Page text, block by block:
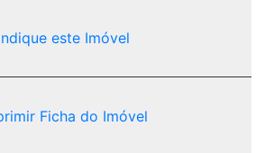
este Imóvel
Ficha do Imóvel